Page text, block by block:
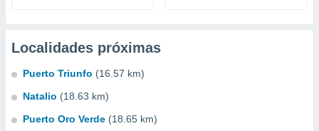
Localidades próximas
Puerto Triunfo (16.57 km)
Natalio (18.63 km)
Puerto Oro Verde (18.65 km)